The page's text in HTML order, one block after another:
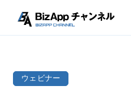
ウェビナー